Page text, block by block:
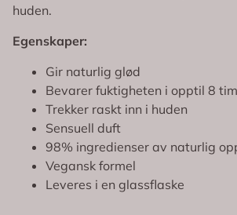
huden.
Egenskaper:
Gir naturlig glød
Bevarer fuktigheten i opptil 8
Trekker raskt inn i huden
Sensuell duft
98% ingredienser av naturlig
Vegansk formel
Leveres i en glassflaske